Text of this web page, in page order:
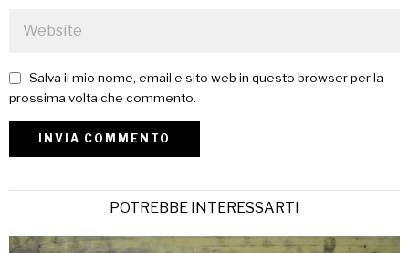
Salva il mio nome, email e sito web in questo browser per la
prossima volta che commento.
POTREBBE INTERESSARTI